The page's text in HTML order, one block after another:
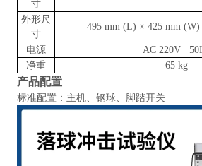
寸
外形尺
寸
495 mm (L) × 425 mm
电源
AC 220V
净重
65 kg
产品配置
标准配置：主机、钢球、脚踏开关